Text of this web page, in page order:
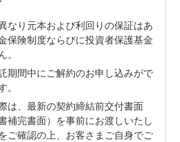
なり元本および利回りの保証はあ
保険制度ならびに投資者保護基金
期間中にご解約のお申し込みがで
は、最新の契約締結前交付書面
補完書面）を事前にお渡しいたし
ご確認の上、お客さまご自身でご